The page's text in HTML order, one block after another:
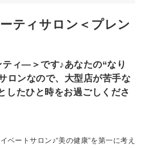
ティサロン＜プレン
ィ―＞です♪あなたの“なり
ロンなので、大型店が苦手な
たひと時をお過ごしくださ
ベートサロン♪“美の健康”を第一に考え